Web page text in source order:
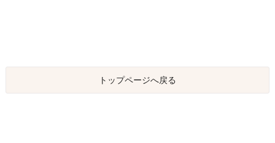
トップページへ戻る